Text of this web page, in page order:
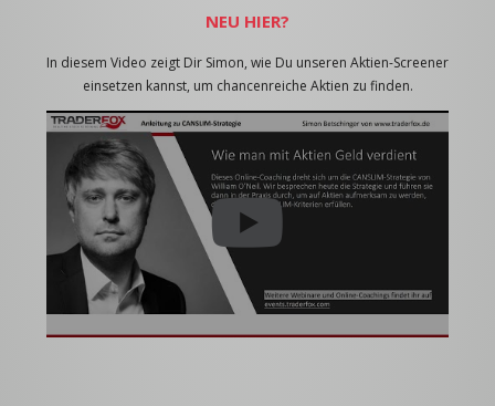
NEU HIER?
In diesem Video zeigt Dir Simon, wie Du unseren Aktien-Screener
einsetzen kannst, um chancenreiche Aktien zu finden.